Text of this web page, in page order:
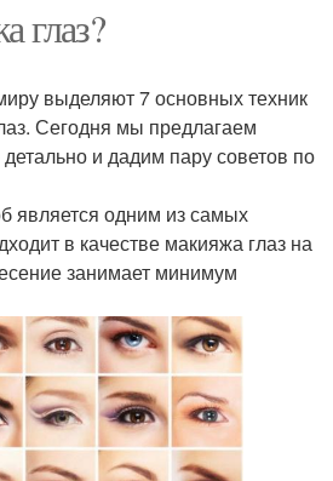
глаз?
выделяют 7 основных техник
Сегодня мы предлагаем
и дадим пару советов по
является одним из самых
в качестве макияжа глаз на
занимает минимум